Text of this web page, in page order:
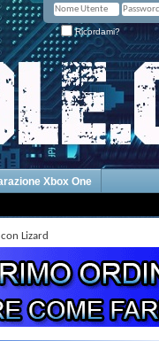
Ricordami?
Xbox One
Lizard